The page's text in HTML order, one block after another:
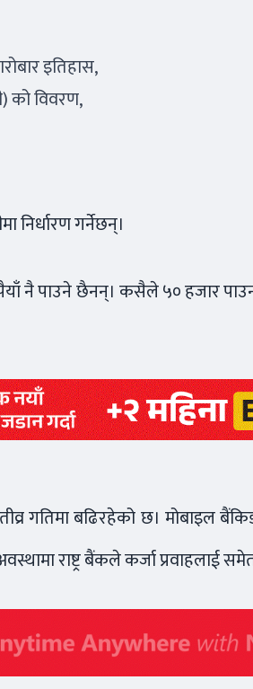
इतिहास,
को विवरण,
निर्धारण गर्नेछन्।
नै पाउने छैनन्। कसैले ५० हजार
गतिमा बढिरहेको छ। मोबाइल
राष्ट्र बैंकले कर्जा प्रवाहलाई